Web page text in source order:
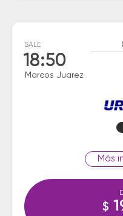
SALE
18:50
Marcos Juarez
$